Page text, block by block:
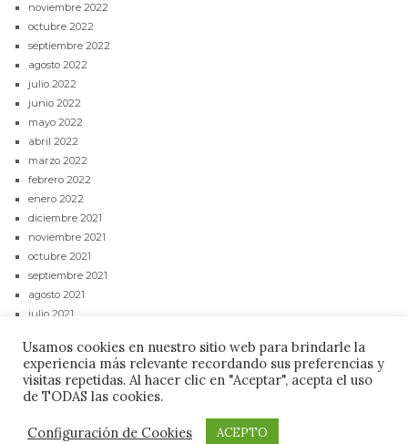
noviembre 2022
octubre 2022
septiembre 2022
agosto 2022
julio 2022
junio 2022
mayo 2022
abril 2022
marzo 2022
febrero 2022
enero 2022
diciembre 2021
noviembre 2021
octubre 2021
septiembre 2021
agosto 2021
julio 2021
mayo 2021
abril 2021
POLÍTICA DE PRIVACIDAD AVISO LEGAL
Usamos cookies en nuestro sitio web para brindarle la
experiencia más relevante recordando sus preferencias y
visitas repetidas. Al hacer clic en "Aceptar", acepta el uso
de TODAS las cookies.
Configuración de Cookies ACEPTO